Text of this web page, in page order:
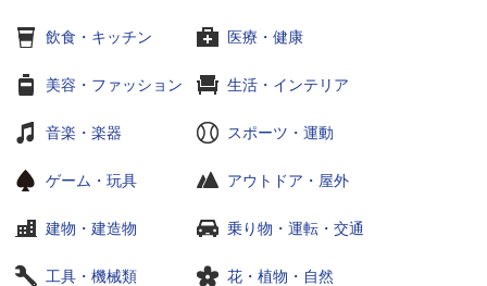
飲食・キッチン 医療・健康
美容・ファッション 生活・インテリア
音楽・楽器 スポーツ・運動
ゲーム・玩具 アウトドア・屋外
建物・建造物 乗り物・運転・交通
工具・機械類 花・植物・自然